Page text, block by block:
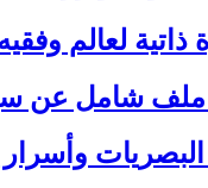
ذاتية لعالم
شامل عن
وأسرار